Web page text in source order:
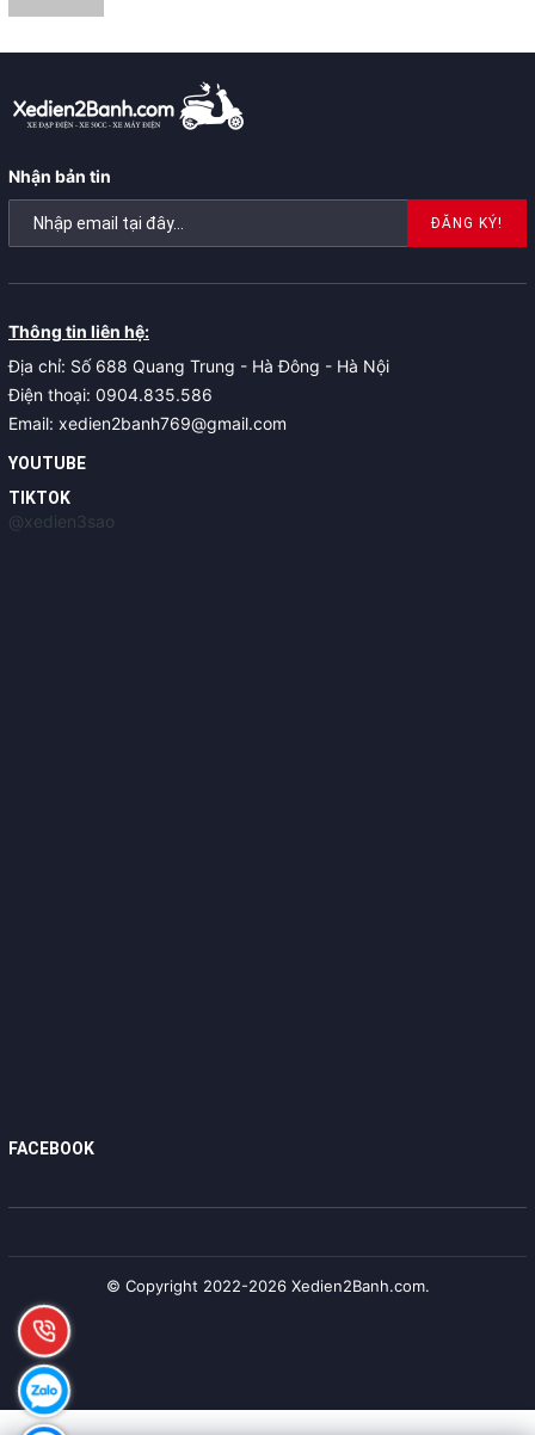
Nhận bản tin
ĐĂNG KÝ!
Thông tin liên hệ:
Địa chỉ: Số 688 Quang Trung - Hà Đông - Hà Nội
Điện thoại: 0904.835.586
Email: xedien2banh769@gmail.com
YOUTUBE
TIKTOK
@xedien3sao
FACEBOOK
© Copyright 2022-2026 Xedien2Banh.com.